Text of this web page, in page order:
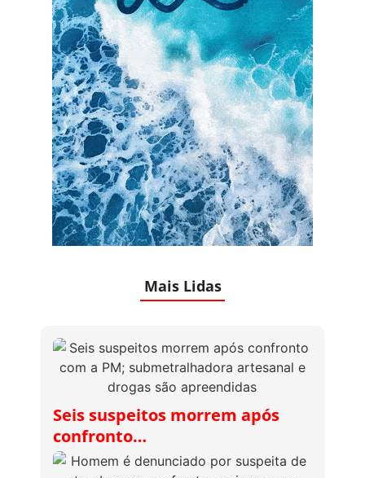
Mais Lidas
Seis suspeitos morrem após
confronto…